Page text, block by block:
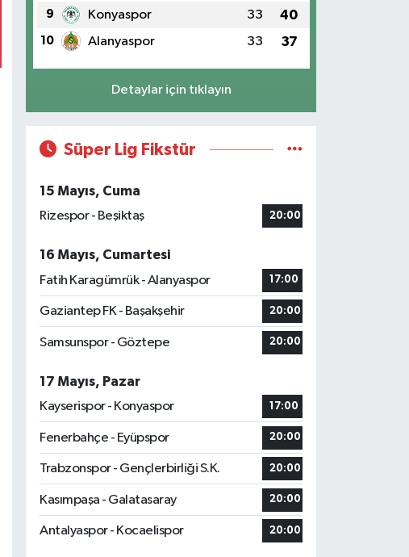
9 Konyaspor 33 40
10 Alanyaspor 33 37
Detaylar için tıklayın
Süper Lig Fikstür
15 Mayıs, Cuma
Rizespor - Beşiktaş
20:00
16 Mayıs, Cumartesi
Fatih Karagümrük - Alanyaspor
17:00
Gaziantep FK - Başakşehir 20:00
Samsunspor - Göztepe 20:00
17 Mayıs, Pazar
Kayserispor - Konyaspor
17:00
Fenerbahçe - Eyüpspor 20:00
Trabzonspor - Gençlerbirliği S.K. 20:00
Kasımpaşa - Galatasaray 20:00
Antalyaspor - Kocaelispor 20:00